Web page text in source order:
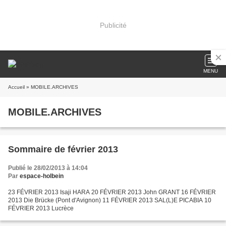
Publicité
MENU
Accueil » MOBILE.ARCHIVES
MOBILE.ARCHIVES
Sommaire de février 2013
Publié le 28/02/2013 à 14:04
Par espace-holbein
23 FÉVRIER 2013 Isaji HARA 20 FÉVRIER 2013 John GRANT 16 FÉVRIER
2013 Die Brücke (Pont d'Avignon) 11 FÉVRIER 2013 SAL(L)E PICABIA 10
FÉVRIER 2013 Lucrèce